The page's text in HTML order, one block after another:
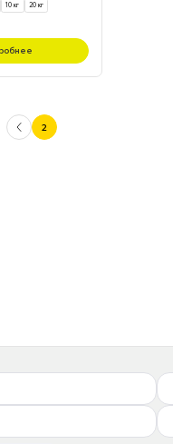
10 кг 20 кг
2